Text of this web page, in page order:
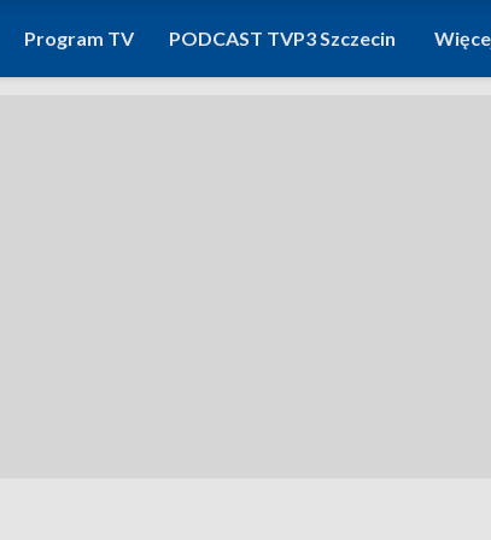
Program TV PODCAST TVP3 Szczecin